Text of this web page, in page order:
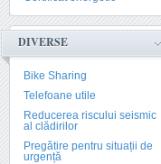
DIVERSE
Bike Sharing
Telefoane utile
Reducerea riscului seismic
al clădirilor
Pregătire pentru situații de
urgență